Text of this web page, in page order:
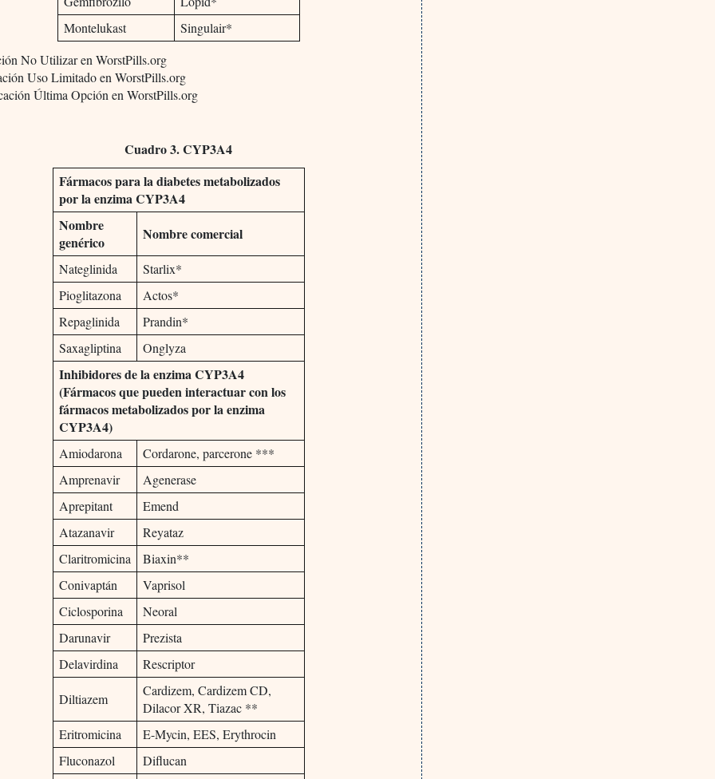
Montelukast
Singulair*
No Utilizar en WorstPills.org
Uso Limitado en WorstPills.org
Última Opción en WorstPills.org
Cuadro 3. CYP3A4
Fármacos para la diabetes metabolizados
por la enzima CYP3A4
Nombre
genérico
Nombre comercial
Nateglinida
Starlix*
Pioglitazona
Actos*
Repaglinida
Prandin*
Saxagliptina
Onglyza
Inhibidores de la enzima CYP3A4
(Fármacos que pueden interactuar con los
fármacos metabolizados por la enzima
CYP3A4)
Amiodarona
Cordarone, parcerone ***
Amprenavir
Agenerase
Aprepitant
Emend
Atazanavir
Reyataz
Claritromicina
Biaxin**
Conivaptán
Vaprisol
Ciclosporina
Neoral
Darunavir
Prezista
Delavirdina
Rescriptor
Diltiazem
Cardizem, Cardizem CD,
Dilacor XR, Tiazac **
Eritromicina
E-Mycin, EES, Erythrocin
Fluconazol
Diflucan